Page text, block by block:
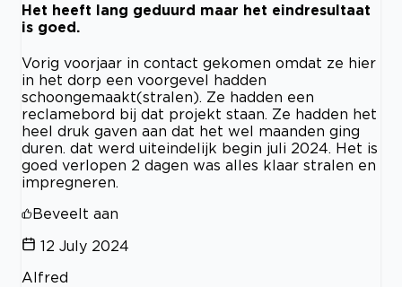
Het heeft lang geduurd maar het eindresultaat
is goed.
Vorig voorjaar in contact gekomen omdat ze hier
in het dorp een voorgevel hadden
schoongemaakt(stralen). Ze hadden een
reclamebord bij dat projekt staan. Ze hadden het
heel druk gaven aan dat het wel maanden ging
duren. dat werd uiteindelijk begin juli 2024. Het is
goed verlopen 2 dagen was alles klaar stralen en
impregneren.
Beveelt aan
12 July 2024
Alfred